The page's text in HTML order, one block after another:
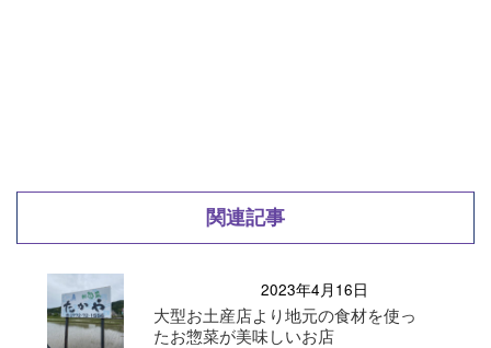
関連記事
2023年4月16日
大型お土産店より地元の食材を使っ
たお惣菜が美味しいお店